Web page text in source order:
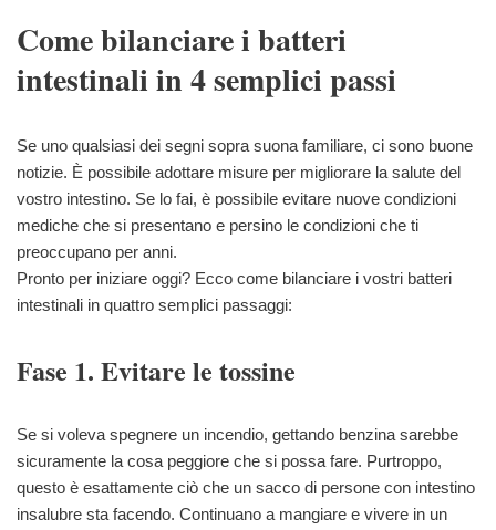
Come bilanciare i batteri
intestinali in 4 semplici passi
Se uno qualsiasi dei segni sopra suona familiare, ci sono buone
notizie. È possibile adottare misure per migliorare la salute del
vostro intestino. Se lo fai, è possibile evitare nuove condizioni
mediche che si presentano e persino le condizioni che ti
preoccupano per anni.
Pronto per iniziare oggi? Ecco come bilanciare i vostri batteri
intestinali in quattro semplici passaggi:
Fase 1. Evitare le tossine
Se si voleva spegnere un incendio, gettando benzina sarebbe
sicuramente la cosa peggiore che si possa fare. Purtroppo,
questo è esattamente ciò che un sacco di persone con intestino
insalubre sta facendo. Continuano a mangiare e vivere in un